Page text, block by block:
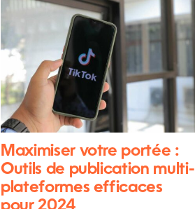
Maximiser votre portée :
Outils de publication multi-
plateformes efficaces